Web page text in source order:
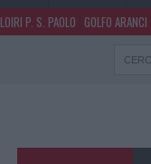
LOIRI P. S. PAOLO GOLFO ARANCI